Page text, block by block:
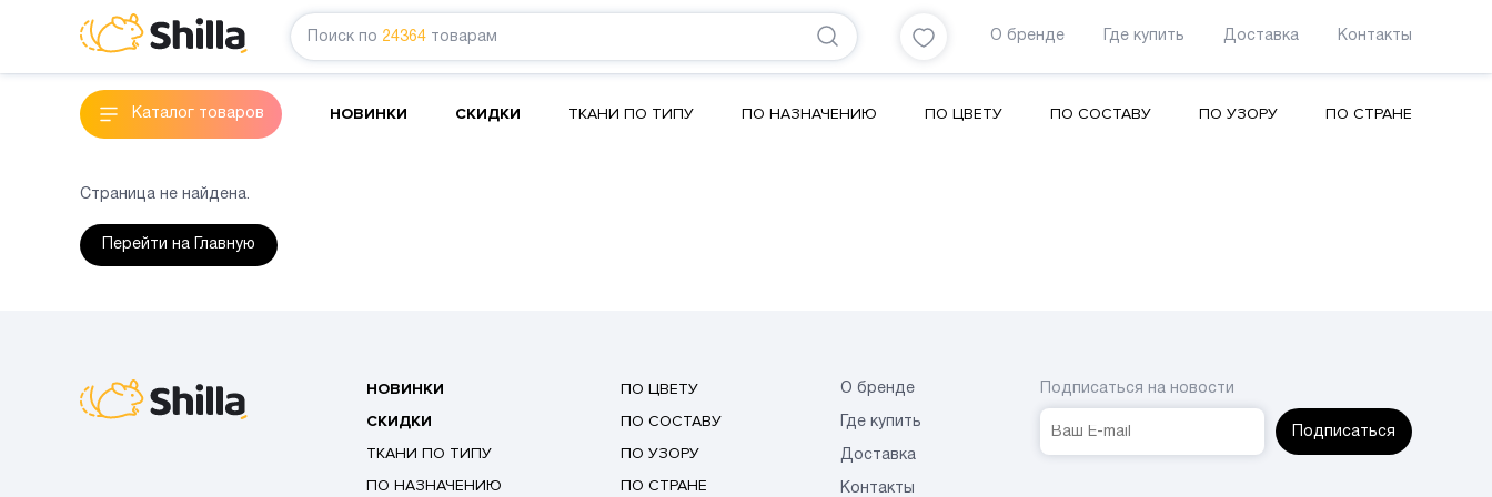
Поиск по 24364 товарам О бренде Где купить Доставка Контакты
Каталог товаров НОВИНКИ СКИДКИ ТКАНИ ПО ТИПУ ПО НАЗНАЧЕНИЮ ПО ЦВЕТУ ПО СОСТАВУ ПО УЗОРУ ПО СТРАНЕ
Страница не найдена.
Перейти на Главную
НОВИНКИ
СКИДКИ
ТКАНИ ПО ТИПУ
ПО НАЗНАЧЕНИЮ
ПО ЦВЕТУ
ПО СОСТАВУ
ПО УЗОРУ
ПО СТРАНЕ
О бренде
Где купить
Доставка
Контакты
Подписаться на новости
Подписаться